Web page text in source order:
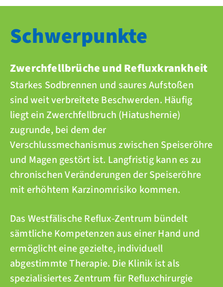
Schwerpunkte
Zwerchfellbrüche und Refluxkrankheit
Starkes Sodbrennen und saures Aufstoßen
sind weit verbreitete Beschwerden. Häufig
liegt ein Zwerchfellbruch (Hiatushernie)
zugrunde, bei dem der
Verschlussmechanismus zwischen Speiseröhre
und Magen gestört ist. Langfristig kann es zu
chronischen Veränderungen der Speiseröhre
mit erhöhtem Karzinomrisiko kommen.
Das Westfälische Reflux-Zentrum bündelt
sämtliche Kompetenzen aus einer Hand und
ermöglicht eine gezielte, individuell
abgestimmte Therapie. Die Klinik ist als
spezialisiertes Zentrum für Refluxchirurgie